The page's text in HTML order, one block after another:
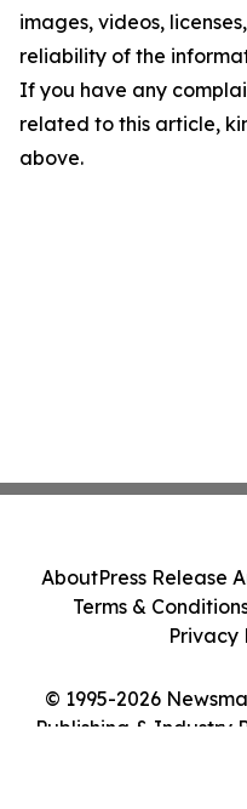
images, videos,
reliability of the
If you have any
related to this article,
above.
© 1995-2026
Publishing & Industry
AboutPress Release
Terms &
Privacy